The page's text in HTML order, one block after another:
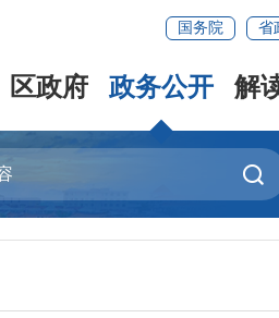
国务院 省
区政府 政务公开 解